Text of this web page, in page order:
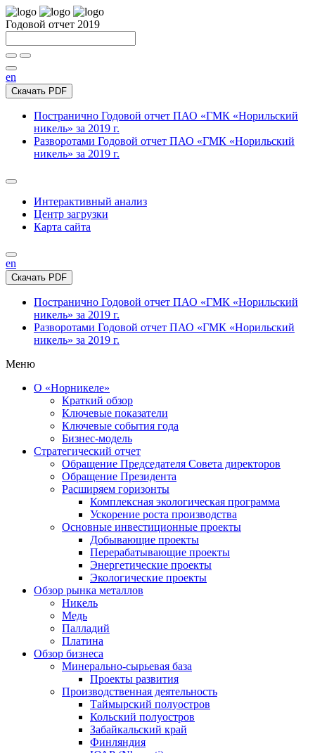
Годовой отчет 2019
en
Скачать PDF
Постранично Годовой отчет ПАО «ГМК «Норильский
никель» за 2019 г.
Разворотами Годовой отчет ПАО «ГМК «Норильский
никель» за 2019 г.
Интерактивный анализ
Центр загрузки
Карта сайта
en
Скачать PDF
Постранично Годовой отчет ПАО «ГМК «Норильский
никель» за 2019 г.
Разворотами Годовой отчет ПАО «ГМК «Норильский
никель» за 2019 г.
Меню
О «Норникеле»
Краткий обзор
Ключевые показатели
Ключевые события года
Бизнес-модель
Стратегический отчет
Обращение Председателя Совета директоров
Обращение Президента
Расширяем горизонты
Комплексная экологическая программа
Ускорение роста производства
Основные инвестиционные проекты
Добывающие проекты
Перерабатывающие проекты
Энергетические проекты
Экологические проекты
Обзор рынка металлов
Никель
Медь
Палладий
Платина
Обзор бизнеса
Минерально-сырьевая база
Проекты развития
Производственная деятельность
Таймырский полуостров
Кольский полуостров
Забайкальский край
Финляндия